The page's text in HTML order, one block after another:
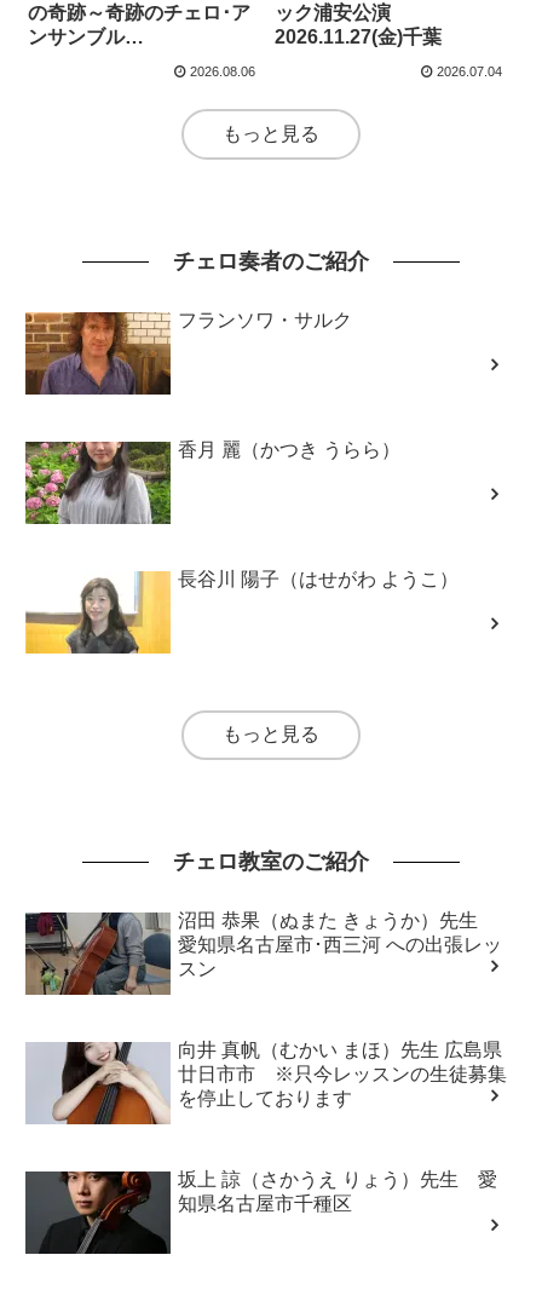
の奇跡～奇跡のチェロ･ア
ンサンブル
2026.12.27(日)愛知
2026.08.06
ック浦安公演
2026.11.27(金)千葉
2026.07.04
もっと見る
チェロ奏者のご紹介
フランソワ・サルク
香月 麗（かつき うらら）
長谷川 陽子（はせがわ ようこ）
もっと見る
チェロ教室のご紹介
沼田 恭果（ぬまた きょうか）先生
愛知県名古屋市･西三河 への出張レッ
スン
向井 真帆（むかい まほ）先生 広島県
廿日市市 ※只今レッスンの生徒募集
を停止しております
坂上 諒（さかうえ りょう）先生 愛
知県名古屋市千種区